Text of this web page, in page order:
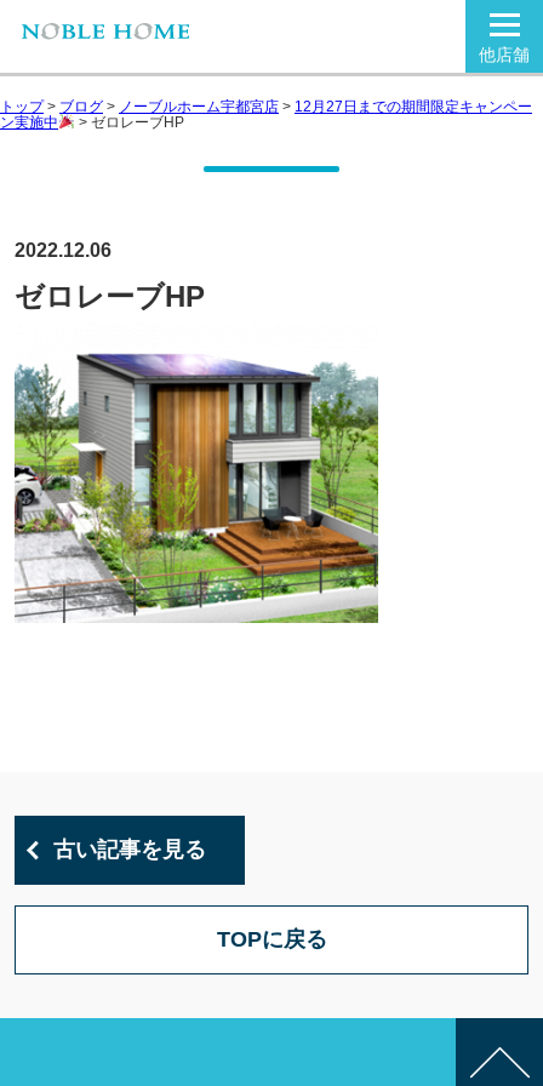
他店舗
トップ> ブログ > ノーブルホーム宇都宮店 > 12月27日までの期間限定キャンペー
ン実施中
> ゼロレーブHP
2022.12.06
ゼロレーブHP
古い記事を見る
TOPに戻る